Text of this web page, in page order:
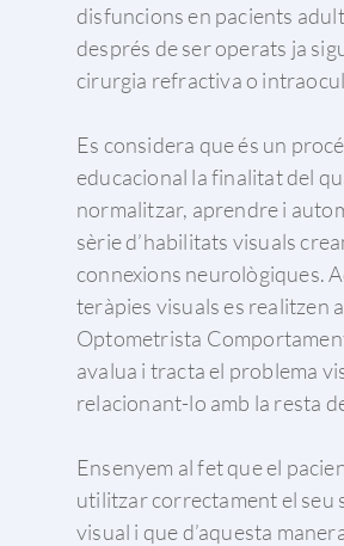
disfuncions en pacients
després de ser operats ja
cirurgia refractiva o
Es considera que és un
educacional la finalitat del
normalitzar, aprendre i
sèrie d’habilitats visuals
connexions neurològiques.
teràpies visuals es realitzen
Optometrista
avalua i tracta el problema
relacionant-lo amb la resta
Ensenyem al fet que el
utilitzar correctament el seu
visual i que d’aquesta